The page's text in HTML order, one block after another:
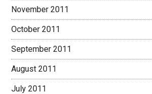
November 2011
October 2011
September 2011
August 2011
July 2011